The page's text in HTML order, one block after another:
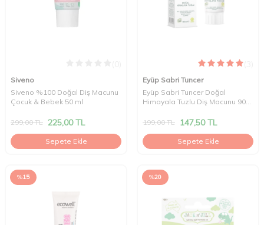
Siveno
Siveno %100 Doğal Diş Macunu
Çocuk & Bebek 50 ml
299,00TL 225,00TL
Sepete Ekle
Eyüp Sabri Tuncer
Eyüp Sabri Tuncer Doğal
Himayala Tuzlu Diş Macunu 90
199,00TL 147,50TL
Sepete Ekle
%15 %20